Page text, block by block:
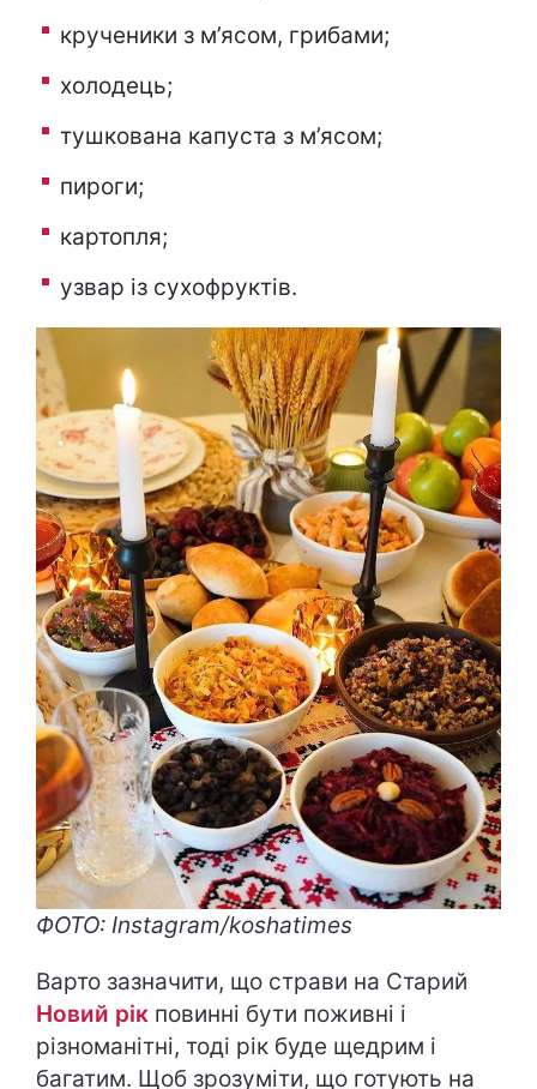
крученики з м’ясом, грибами;
холодець;
тушкована капуста з м’ясом;
пироги;
картопля;
узвар із сухофруктів.
ФОТО: Instagram/koshatimes
Варто зазначити, що страви на Старий
Новий рік повинні бути поживні і
різноманітні, тоді рік буде щедрим і
багатим. Щоб зрозуміти, що готують на